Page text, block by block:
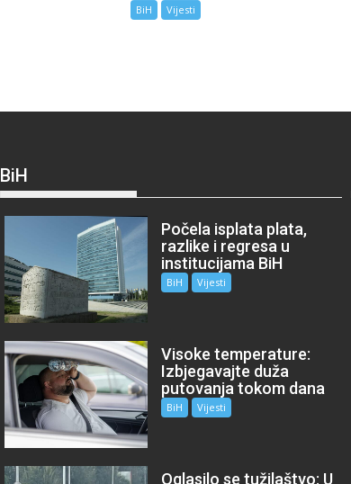
BiH Vijesti
BiH
Počela isplata plata,
razlike i regresa u
institucijama BiH
BiH Vijesti
Visoke temperature:
Izbjegavajte duža
putovanja tokom dana
BiH Vijesti
Oglasilo se tužilaštvo: U